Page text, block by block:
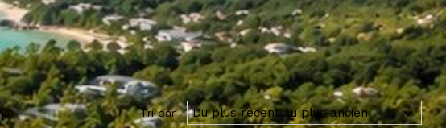
Tri par Du plus récent au plus ancien